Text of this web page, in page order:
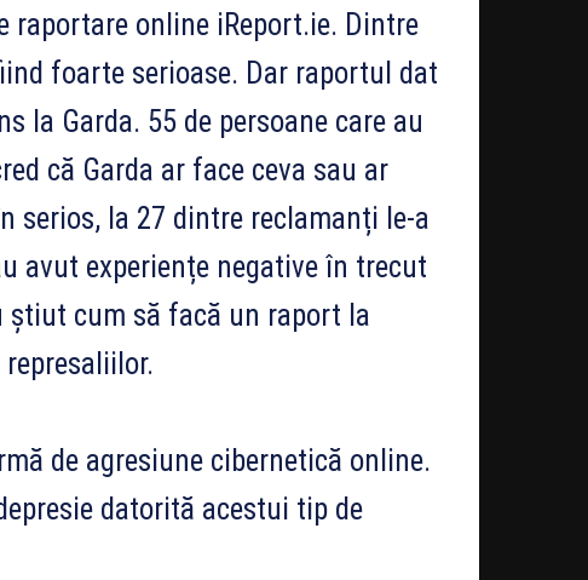
raportare online iReport.ie. Dintre
foarte serioase. Dar raportul dat
la Garda. 55 de persoane care au
că Garda ar face ceva sau ar
serios, la 27 dintre reclamanți le-a
avut experiențe negative în trecut
știut cum să facă un raport la
de agresiune cibernetică online.
datorită acestui tip de